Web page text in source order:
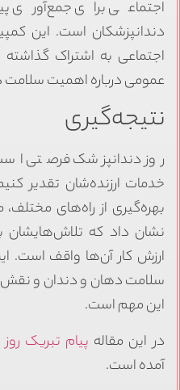
اجتماعی برای جمع‌آوری
دندانپزشکان است. این
اجتماعی به اشتراک
عمومی درباره اهمیت
نتیجه‌گیری
روز دندانپزشک فرصتی
خدمات ارزنده‌شان تقدیر
بهره‌گیری از راه‌های
نشان داد که تلاش‌هایشان
ارزش کار آن‌ها واقف است.
سلامت دهان و دندان و نقش
این مهم است.
در این مقاله پیام تبریک
آمده است.